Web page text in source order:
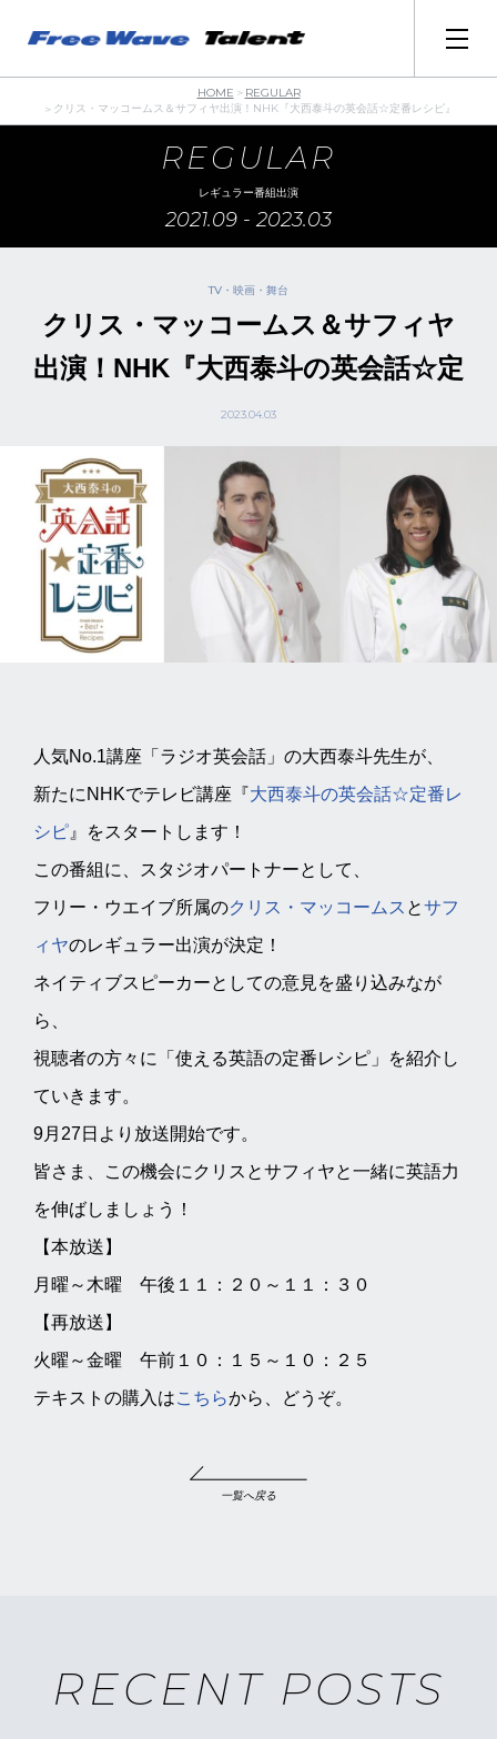
HOME
REGULAR
クリス・マッコームス＆サフィヤ出演！NHK『大西泰斗の英会話☆定番レシピ』
REGULAR
レギュラー番組出演
2021.09 - 2023.03
TV・映画・舞台
クリス・マッコームス＆サフィヤ
出演！NHK『大西泰斗の英会話☆定
番レシピ』
2023.04.03
人気No.1講座「ラジオ英会話」の大西泰斗先生が、
新たにNHKでテレビ講座『大西泰斗の英会話☆定番レ
シピ 』をスタートします！
この番組に、スタジオパートナーとして、
フリー・ウエイブ所属のクリス・マッコームス とサフ
ィヤのレギュラー出演が決定！
ネイティブスピーカーとしての意見を盛り込みなが
ら、
視聴者の方々に「使える英語の定番レシピ」を紹介し
ていきます。
9月27日より放送開始です。
皆さま、この機会にクリスとサフィヤと一緒に英語力
を伸ばしましょう！
【本放送】
月曜～木曜 午後１１：２０～１１：３０
【再放送】
火曜～金曜 午前１０：１５～１０：２５
テキストの購入はこちらから、どうぞ。
一覧へ戻る
RECENT POSTS